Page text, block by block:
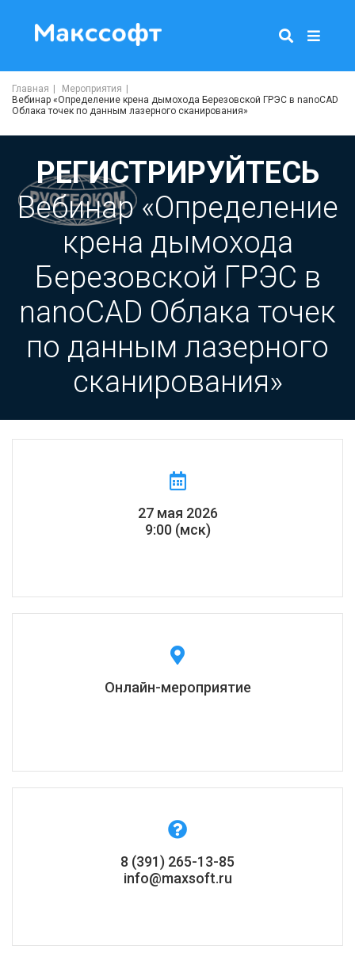
Главная
Мероприятия
Вебинар «Определение крена дымохода Березовской ГРЭС в nanoCAD
Облака точек по данным лазерного сканирования»
РЕГИСТРИРУЙТЕСЬ
Вебинар «Определение
крена дымохода
Березовской ГРЭС в
nanoCAD Облака точек
по данным лазерного
сканирования»
27 мая 2026
9:00 (мск)
Онлайн-мероприятие
8 (391) 265-13-85
info@maxsoft.ru